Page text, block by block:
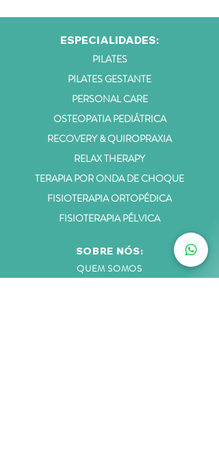
ESPECIALIDADES:
PILATES
PILATES GESTANTE
PERSONAL CARE
OSTEOPATIA PEDIÁTRICA
RECOVERY & QUIROPRAXIA
RELAX THERAPY
TERAPIA POR ONDA DE CHOQUE
FISIOTERAPIA ORTOPÉDICA
FISIOTERAPIA PÉLVICA
SOBRE NÓS:
QUEM SOMOS